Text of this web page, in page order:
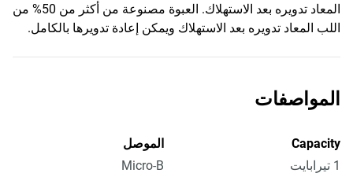
المعاد تدويره بعد الاستهلاك. العبوة مصنوعة من أكثر من 50% من
اللب المعاد تدويره بعد الاستهلاك ويمكن إعادة تدويرها بالكامل.
المواصفات
Capacity
1 تيرابايت
الموصل
Micro-B